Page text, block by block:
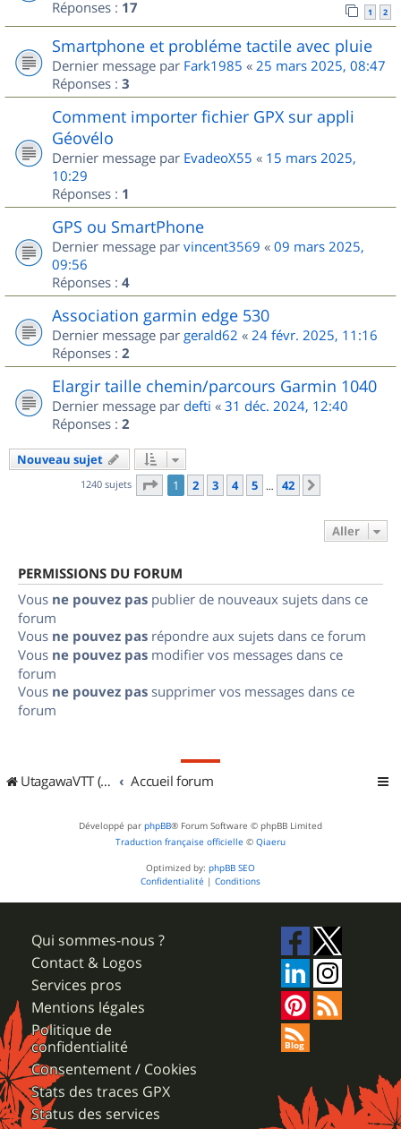
Réponses : 17 1 2
Smartphone et probléme tactile avec pluie
Dernier message par Fark1985 « 25 mars 2025, 08:47
Réponses : 3
Comment importer fichier GPX sur appli
Géovélo
Dernier message par EvadeoX55 « 15 mars 2025,
10:29
Réponses : 1
GPS ou SmartPhone
Dernier message par vincent3569 « 09 mars 2025,
09:56
Réponses : 4
Association garmin edge 530
Dernier message par gerald62 « 24 févr. 2025, 11:16
Réponses : 2
Elargir taille chemin/parcours Garmin 1040
Dernier message par defti « 31 déc. 2024, 12:40
Réponses : 2
Nouveau sujet
1240 sujets Page 1sur
1 2 3 4 5 … 42
Aller
PERMISSIONS DU FORUM
Vous ne pouvez pas publier de nouveaux sujets dans ce
forum
Vous ne pouvez pas répondre aux sujets dans ce forum
Vous ne pouvez pas modifier vos messages dans ce
forum
Vous ne pouvez pas supprimer vos messages dans ce
forum
UtagawaVTT (Randos VTT et VTTAE avec traces GPS) Accueil forum
Développé par phpBB® Forum Software © phpBB Limited
Traduction française officielle © Qiaeru
Optimized by: phpBB SEO
Confidentialité | Conditions
Qui sommes-nous ?
Contact & Logos
Services pros
Mentions légales
Politique de
confidentialité
Consentement / Cookies
Stats des traces GPX
Status des services